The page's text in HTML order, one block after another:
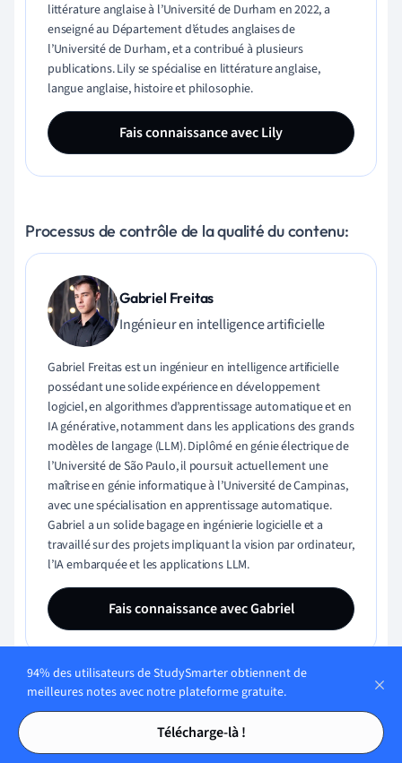
Tables des matières
Tables des matières
littérature anglaise à l’Université de Durham en 2022, a
enseigné au Département d’études anglaises de
l’Université de Durham, et a contribué à plusieurs
publications. Lily se spécialise en littérature anglaise,
langue anglaise, histoire et philosophie.
Fais connaissance avec Lily
Processus de contrôle de la qualité du contenu:
Gabriel Freitas
Ingénieur en intelligence artificielle
Gabriel Freitas est un ingénieur en intelligence artificielle
possédant une solide expérience en développement
logiciel, en algorithmes d’apprentissage automatique et en
IA générative, notamment dans les applications des grands
modèles de langage (LLM). Diplômé en génie électrique de
l’Université de São Paulo, il poursuit actuellement une
maîtrise en génie informatique à l’Université de Campinas,
avec une spécialisation en apprentissage automatique.
Gabriel a un solide bagage en ingénierie logicielle et a
travaillé sur des projets impliquant la vision par ordinateur,
l’IA embarquée et les applications LLM.
Fais connaissance avec Gabriel
Teste tes connaissances avec
des questions à choix multiples
94% des utilisateurs de StudySmarter obtiennent de
meilleures notes avec notre plateforme gratuite.
Télécharge-là !